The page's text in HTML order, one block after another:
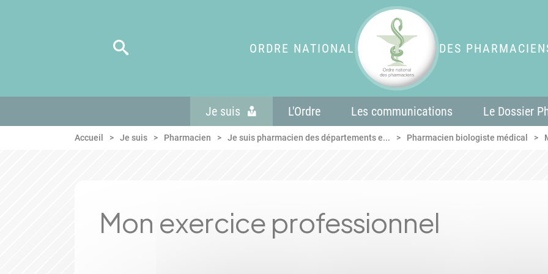
ORDRE NATIONAL DES
Je suis L'Ordre Les communications Le Dossier
Accueil Je suis Pharmacien Je suis pharmacien des départements e... Pharmacien biologiste médical
Mon exercice professionnel